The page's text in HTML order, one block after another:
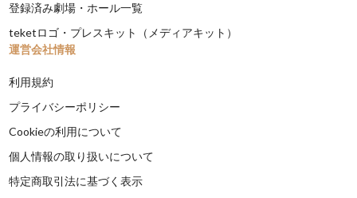
登録済み劇場・ホール一覧
teketロゴ・プレスキット（メディアキット）
運営会社情報
利用規約
プライバシーポリシー
Cookieの利用について
個人情報の取り扱いについて
特定商取引法に基づく表示